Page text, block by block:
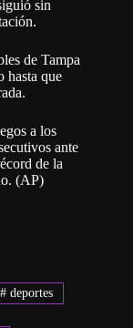
sin
de Tampa
hasta que
a los
ante
de la
(AP)
# deportes